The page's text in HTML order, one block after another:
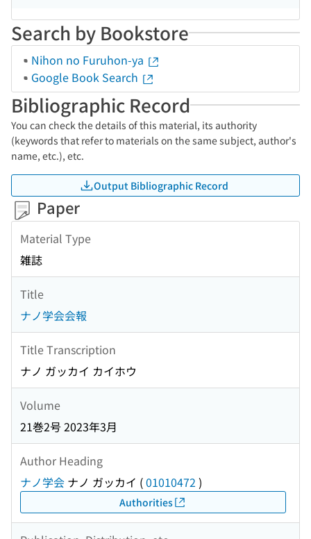
Search by Bookstore
Nihon no Furuhon-ya
Google Book Search
Bibliographic Record
You can check the details of this material, its authority
(keywords that refer to materials on the same subject, author's
name, etc.), etc.
Output Bibliographic Record
Paper
Material Type
雑誌
Title
ナノ学会会報
Title Transcription
ナノ ガッカイ カイホウ
Volume
21巻2号 2023年3月
Author Heading
ナノ学会 ナノ ガッカイ (01010472 )
Authorities